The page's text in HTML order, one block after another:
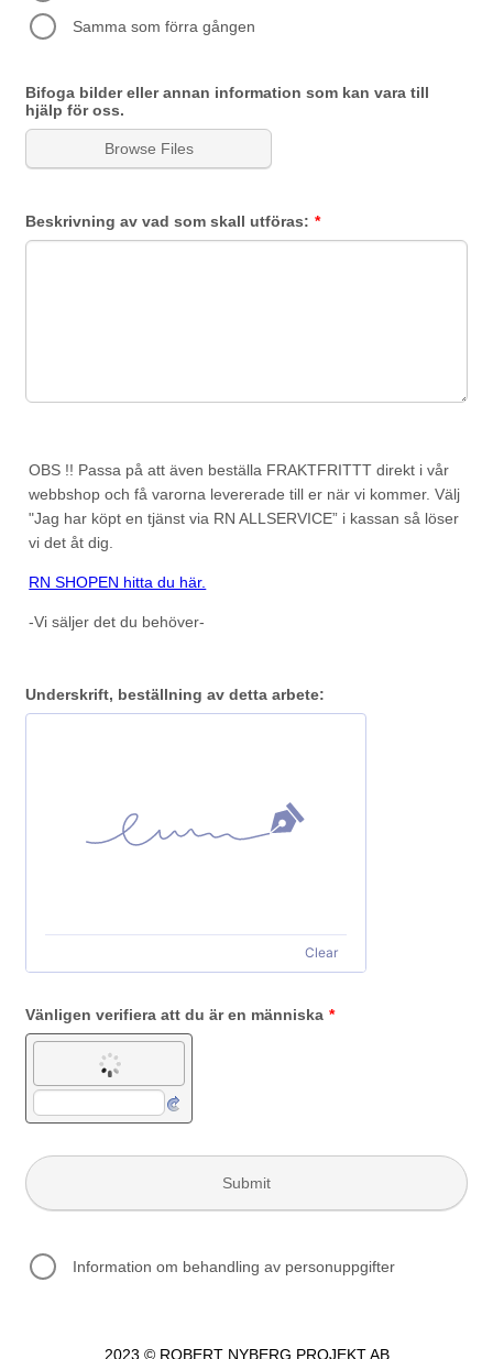
Samma som förra gången
Bifoga bilder eller annan information som kan vara till
hjälp för oss.
Browse Files
Beskrivning av vad som skall utföras: *
OBS !! Passa på att även beställa FRAKTFRITTT direkt i vår
webbshop och få varorna levererade till er när vi kommer.Välj
"Jag har köpt en tjänst via RN ALLSERVICE” i kassan så löser
vi det åt dig.
RN SHOPEN hitta du här.
-Vi säljer det du behöver-
Underskrift, beställning av detta arbete:
Clear
Vänligen verifiera att du är en människa *
Submit
Information om behandling av personuppgifter
2023 © ROBERT NYBERG PROJEKT AB